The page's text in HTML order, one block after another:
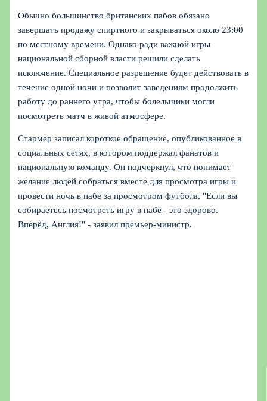
Обычно большинство британских пабов обязано
завершать продажу спиртного и закрываться около 23:00
по местному времени. Однако ради важной игры
национальной сборной власти решили сделать
исключение. Специальное разрешение будет действовать в
течение одной ночи и позволит заведениям продолжить
работу до раннего утра, чтобы болельщики могли
посмотреть матч в живой атмосфере.
Стармер записал короткое обращение, опубликованное в
социальных сетях, в котором поддержал фанатов и
национальную команду. Он подчеркнул, что понимает
желание людей собраться вместе для просмотра игры и
провести ночь в пабе за просмотром футбола. "Если вы
собираетесь посмотреть игру в пабе - это здорово.
Вперёд, Англия!" - заявил премьер-министр.